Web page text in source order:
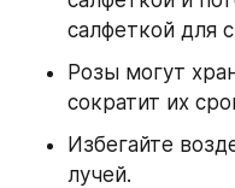
салфеткой для
Розы могут
сократит их
Избегайте
лучей.